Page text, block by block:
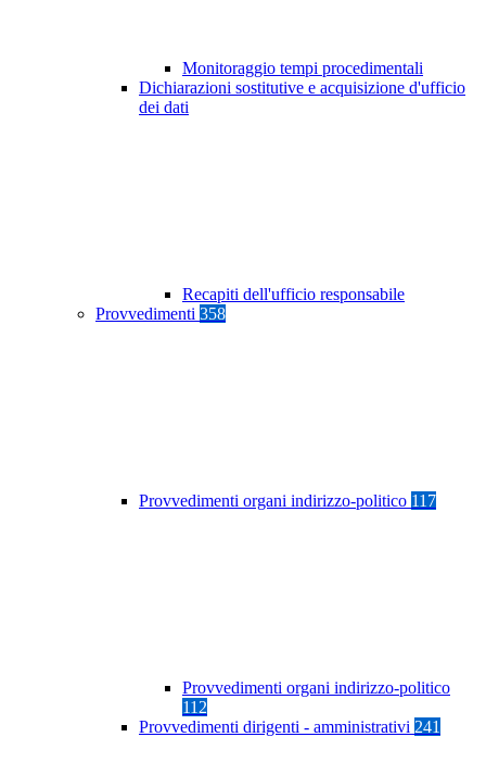
Monitoraggio tempi procedimentali
Dichiarazioni sostitutive e acquisizione d'ufficio
dei dati
Recapiti dell'ufficio responsabile
Provvedimenti 358
Provvedimenti organi indirizzo-politico 117
Provvedimenti organi indirizzo-politico
112
Provvedimenti dirigenti - amministrativi 241